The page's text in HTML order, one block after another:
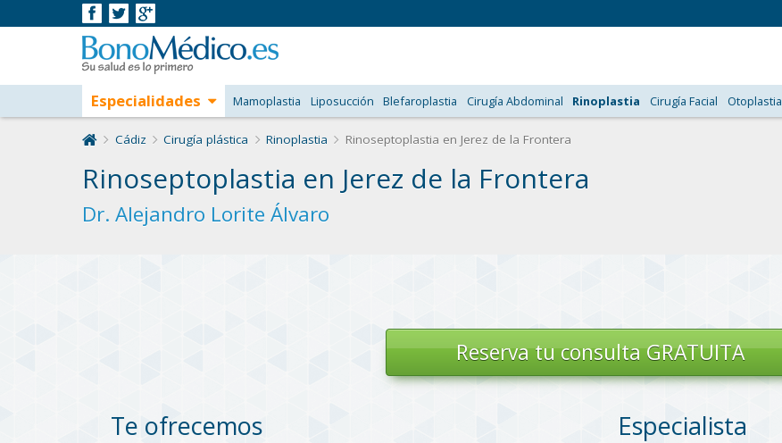
Cádiz Cirugía plástica Rinoplastia Rinoseptoplastia en Jerez de la Frontera
Rinoseptoplastia en Jerez de la Frontera
Dr. Alejandro Lorite Álvaro
Reserva tuconsulta GRATUITA
Te ofrecemos Especialista
Especialidades Mamoplastia Liposucción Blefaroplastia Cirugía Abdominal Rinoplastia Cirugía Facial Otoplastia